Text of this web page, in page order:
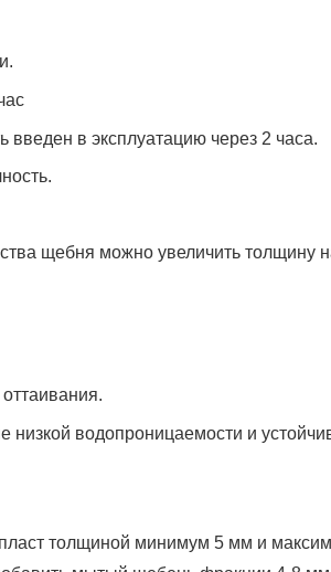
в эксплуатацию через 2 часа.
щебня можно увеличить толщину
водопроницаемости и
толщиной минимум 5 мм и